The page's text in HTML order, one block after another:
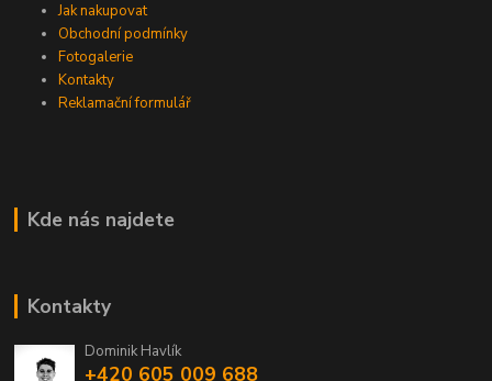
Jak nakupovat
Obchodní podmínky
Fotogalerie
Kontakty
Reklamační formulář
Kde nás najdete
Kontakty
Dominik Havlík
+420 605 009 688